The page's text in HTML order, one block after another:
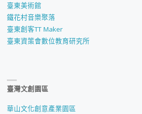
臺東美術館
鐵花村音樂聚落
臺東創客TT Maker
臺東資策會數位教育研究所
臺灣文創園區
華山文化創意產業園區